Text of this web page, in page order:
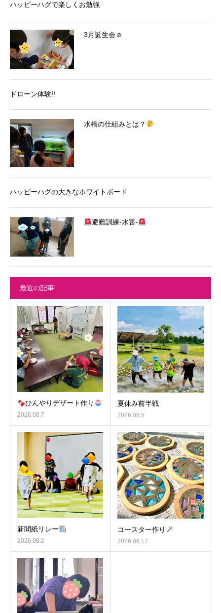
ハッピーハグで楽しくお勉強
3月誕生会☺
ドローン体験!!
水槽の仕組みとは？
ハッピーハグの大きなホワイトボード
避難訓練-水害-
最近の記事
ひんやりデザート作り
2026.08.7
夏休み前半戦
2026.08.5
新聞紙リレー
2026.08.2
コースター作り
2026.06.17